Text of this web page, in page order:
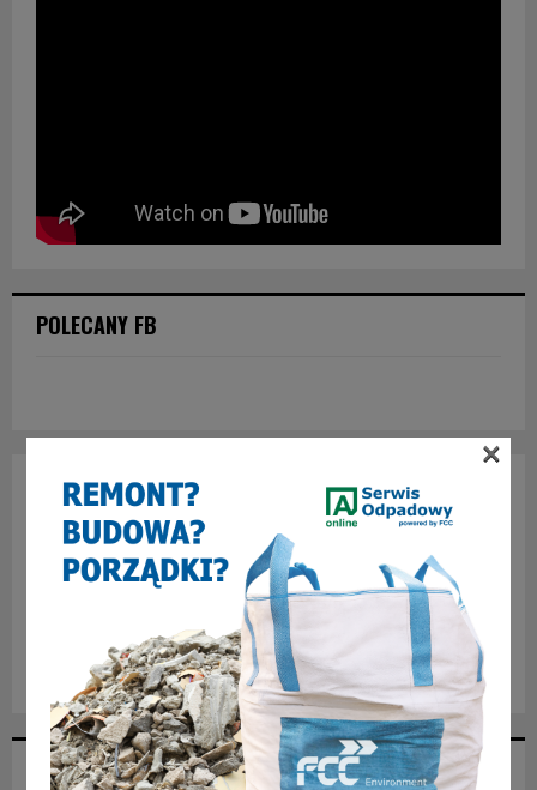
POLECANY FB
NAJNOWSZE ARTYKUŁY
×